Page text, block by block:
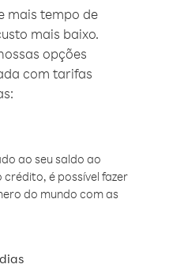
mais tempo de
mais baixo.
opções
com tarifas
ao seu saldo ao
é possível fazer
do mundo com as